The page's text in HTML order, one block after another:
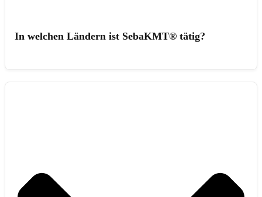
In welchen Ländern ist SebaKMT® tätig?